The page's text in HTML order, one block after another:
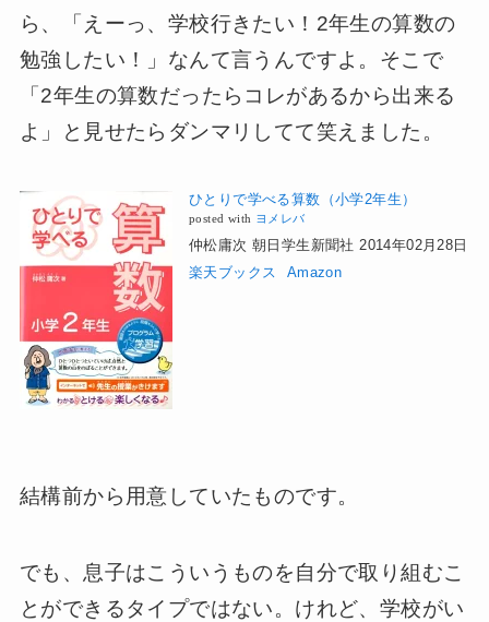
ら、「えーっ、学校行きたい！2年生の算数の
勉強したい！」なんて言うんですよ。そこで
「2年生の算数だったらコレがあるから出来る
よ」と見せたらダンマリしてて笑えました。
ひとりで学べる算数（小学2年生）
posted with ヨメレバ
仲松庸次 朝日学生新聞社 2014年02月28日
楽天ブックス
Amazon
結構前から用意していたものです。
でも、息子はこういうものを自分で取り組むこ
とができるタイプではない。けれど、学校がい